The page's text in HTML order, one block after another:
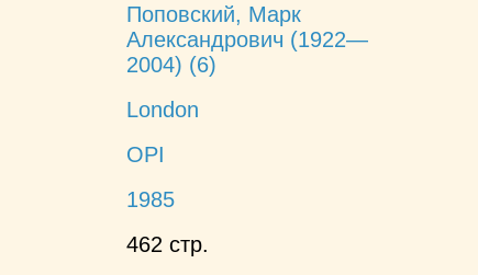
Поповский, Марк
Александрович (1922—
2004) (6)
London
OPI
1985
462 стр.